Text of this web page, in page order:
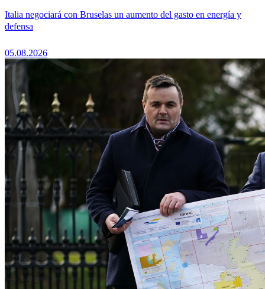
Italia negociará con Bruselas un aumento del gasto en energía y
defensa
05.08.2026